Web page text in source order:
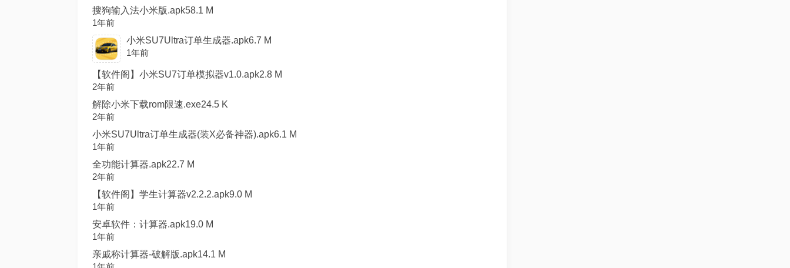
搜狗输入法小米版.apk58.1 M
1年前
小米SU7Ultra订单生成器.apk6.7 M
1年前
【软件阁】小米SU7订单模拟器v1.0.apk2.8 M
2年前
解除小米下载rom限速.exe24.5 K
2年前
小米SU7Ultra订单生成器(装X必备神器).apk6.1 M
1年前
全功能计算器.apk22.7 M
2年前
【软件阁】学生计算器v2.2.2.apk9.0 M
1年前
安卓软件：计算器.apk19.0 M
1年前
亲戚称计算器-破解版.apk14.1 M